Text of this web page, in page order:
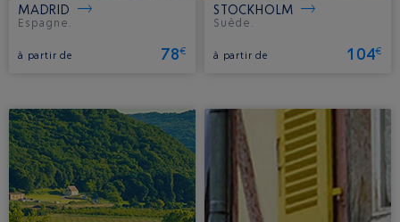
MADRID
Espagne.
à partir de 78€
STOCKHOLM
Suède.
à partir de 104€